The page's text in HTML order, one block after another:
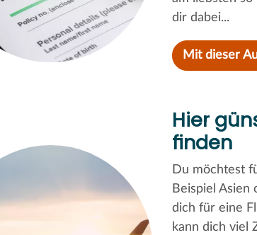
dir dabei...
Mit dieser
Hier
finden
Du möchtest
Beispiel Asien
dich für eine
kann dich viel